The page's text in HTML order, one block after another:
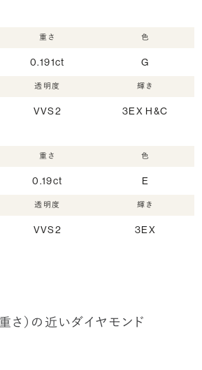
重さ
0.191ct
色
G
透明度
VVS2
輝き
3EX H&C
重さ
0.19ct
色
E
透明度
VVS2
輝き
3EX
重さ）の近いダイヤモンド